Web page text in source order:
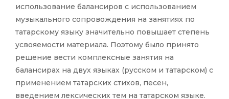
использование балансиров с использованием
музыкального сопровождения на занятиях по
татарскому языку значительно повышает степень
усвояемости материала. Поэтому было принято
решение вести комплексные занятия на
балансирах на двух языках (русском и татарском) с
применением татарских стихов, песен,
введением лексических тем на татарском языке.